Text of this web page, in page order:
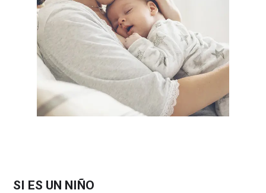
SI ES UN NIÑO